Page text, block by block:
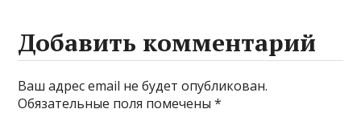
Добавить комментарий
Ваш адрес email не будет опубликован.
Обязательные поля помечены*